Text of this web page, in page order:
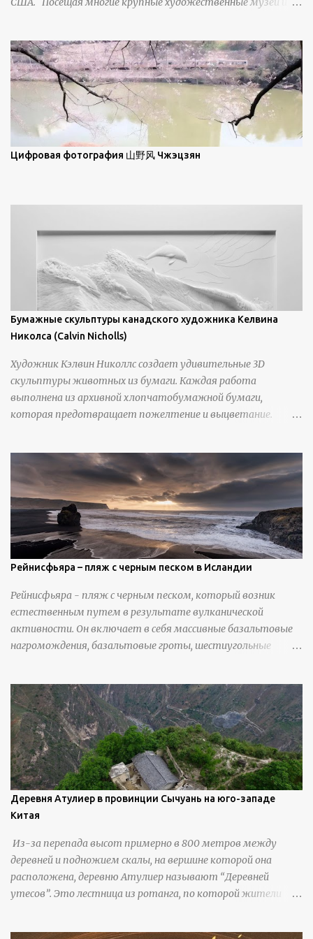
демонстрирует матовое отражение. Эти
Брайан Шервин прокомментировал картины художника,
заявив, что "Такаюки Харада сочетает в себе классическую
элегантность живописи с реалиями современной жизни. В
некотором смысле, персонажи его картин предлагают
зрителям незаконченный рассказ, который усиливается его
уникальной манерой использования освещения". Для
просмотра всех работ, посетите страницу –
Цифровая фотография 山野风 Чжэцзян
Бумажные скульптуры канадского художника Келвина
Николса (Calvin Nicholls)
Художник Кэлвин Николлс создает удивительные 3D
скульптуры животных из бумаги. Каждая работа
выполнена из архивной хлопчатобумажной бумаги,
которая предотвращает пожелтение и выцветание.
инструменты для текстурирования, чтобы точно
вылепить каждую деталь. источник
https://calvinnicholls.com/
Рейнисфьяра – пляж с черным песком в Исландии
Рейнисфьяра - пляж с черным песком, который возник
естественным путем в результате вулканической
активности. Он включает в себя массивные базальтовые
нагромождения, базальтовые гроты, шестиугольные
Деревня Атулиер в провинции Сычуань на юго-западе
Китая
Из-за перепада высот примерно в 800 метров между
деревней и подножием скалы, на вершине которой она
расположена, деревню Атулиер называют “Деревней
утесов”. Это лестница из ротанга, по которой жители